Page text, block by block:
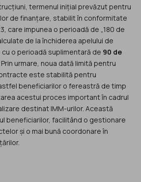
termenul inițial prevăzut pentru
de finanțare, stabilit în conformitate
care impunea o perioadă de „180 de
de la închiderea apelului de
o perioadă suplimentară de 90 de
Prin urmare, noua dată limită pentru
este stabilită pentru
beneficiarilor o fereastră de timp
acestui proces important în cadrul
destinat IMM-urilor. Această
beneficiarilor, facilitând o gestionare
și o mai bună coordonare în